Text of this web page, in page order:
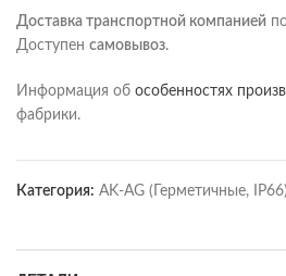
Доставка транспортной компанией
Доступен самовывоз.
Информация об особенностях
фабрики.
Категория: AK-AG (Герметичные, IP66)